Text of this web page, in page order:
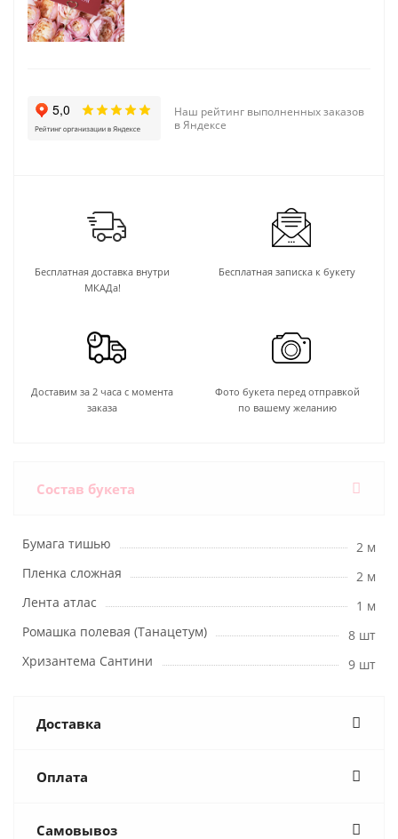
Наш рейтинг выполненных заказов
в Яндексе
Бесплатная доставка внутри
МКАДа!
Бесплатная записка к букету
Доставим за 2 часа с момента
заказа
Фото букета перед отправкой
по вашему желанию
Состав букета
Бумага тишью
2 м
Пленка сложная
2 м
Лента атлас
1 м
Ромашка полевая (Танацетум)
8 шт
Хризантема Сантини
9 шт
Доставка
Оплата
Самовывоз